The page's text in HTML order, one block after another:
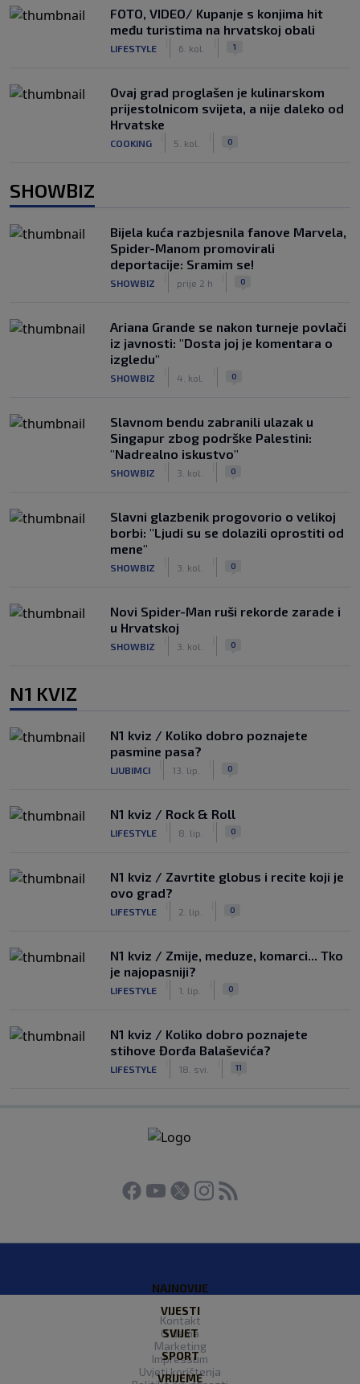
FOTO, VIDEO/ Kupanje s konjima hit
među turistima na hrvatskoj obali
LIFESTYLE 6. kol. 1
Ovaj grad proglašen je kulinarskom
prijestolnicom svijeta, a nije daleko od
Hrvatske
COOKING 5. kol. 0
SHOWBIZ
Bijela kuća razbjesnila fanove Marvela,
Spider-Manom promovirali
deportacije: Sramim se!
SHOWBIZ prije 2 h 0
Ariana Grande se nakon turneje povlači
iz javnosti: "Dosta joj je komentara o
izgledu"
SHOWBIZ 4. kol. 0
Slavnom bendu zabranili ulazak u
Singapur zbog podrške Palestini:
"Nadrealno iskustvo"
SHOWBIZ 3. kol. 0
Slavni glazbenik progovorio o velikoj
borbi: "Ljudi su se dolazili oprostiti od
mene"
SHOWBIZ 3. kol. 0
Novi Spider-Man ruši rekorde zarade i
u Hrvatskoj
SHOWBIZ 3. kol. 0
N1 KVIZ
N1 kviz / Koliko dobro poznajete
pasmine pasa?
LJUBIMCI 13. lip. 0
N1 kviz / Rock & Roll
LIFESTYLE 8. lip. 0
N1 kviz / Zavrtite globus i recite koji je
ovo grad?
LIFESTYLE 2. lip. 0
N1 kviz / Zmije, meduze, komarci... Tko
je najopasniji?
LIFESTYLE 1. lip. 0
N1 kviz / Koliko dobro poznajete
stihove Đorđa Balaševića?
LIFESTYLE 18. svi. 11
NAJNOVIJE
VIJESTI
SVIJET
SPORT
VRIJEME
Kontakt
O Nama
Marketing
Impressum
Uvjeti korištenja